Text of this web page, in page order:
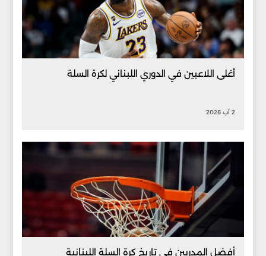
أغلى اللاعبين في الدوري اللبناني لكرة السلة
2 آب 2026
أفضل المدربين في تاريخ كرة السلة اللبنانية